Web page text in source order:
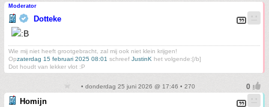
Moderator
Dotteke
Wie mij niet heeft grootgebracht, zal mij ook niet klein krijgen!
Opzaterdag 15 februari 2025 08:01 schreef JustinK het volgende:[/b]
Dot houdt van lekker vlot :P
• donderdag 25 juni 2026 @ 17:46 • 270
Homijn